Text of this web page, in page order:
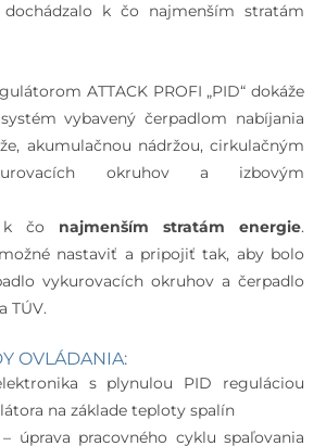
k čo najmenším stratám
ATTACK PROFI „PID“ dokáže
vybavený čerpadlom nabíjania
akumulačnou nádržou, cirkulačným
okruhov a izbovým
k čo najmenším stratám energie.
nastaviť a pripojiť tak, aby bolo
vykurovacích okruhov a čerpadlo
TÚV.
OVLÁDANIA:
s plynulou PID reguláciou
na základe teploty spalín
úprava pracovného cyklu spaľovania